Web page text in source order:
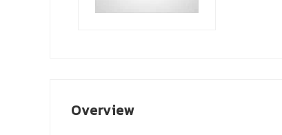
Overview